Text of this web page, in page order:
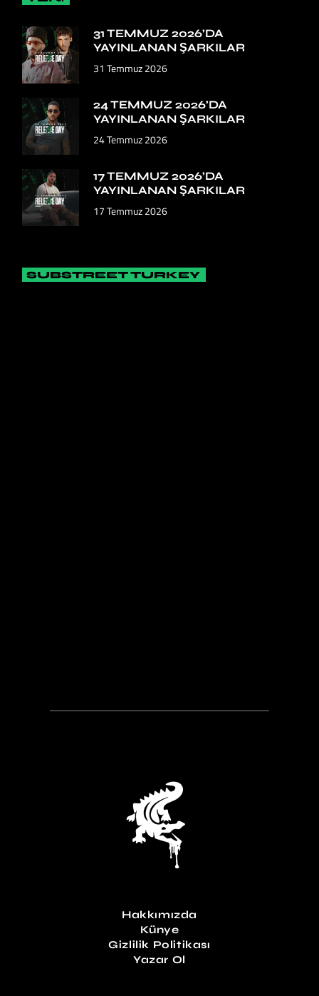
31 TEMMUZ 2026’DA
YAYINLANAN ŞARKILAR
31 Temmuz 2026
24 TEMMUZ 2026’DA
YAYINLANAN ŞARKILAR
24 Temmuz 2026
17 TEMMUZ 2026’DA
YAYINLANAN ŞARKILAR
17 Temmuz 2026
SUBSTREET TURKEY
Hakkımızda
Künye
Gizlilik Politikası
Yazar Ol